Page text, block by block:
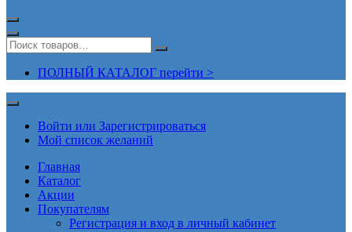
ПОЛНЫЙ КАТАЛОГ перейти >
Войти или Зарегистрироваться
Мой список желаний
Главная
Каталог
Акции
Покупателям
Регистрация и вход в личный кабинет